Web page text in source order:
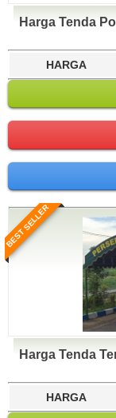
Harga Tenda
HARGA
BEST SELLER
Harga Tenda
HARGA